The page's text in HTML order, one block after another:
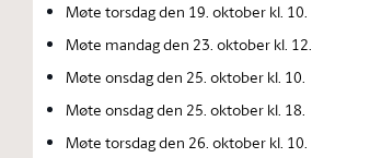
Møte torsdag den 19. oktober kl. 10.
Møte mandag den 23. oktober kl. 12.
Møte onsdag den 25. oktober kl. 10.
Møte onsdag den 25. oktober kl. 18.
Møte torsdag den 26. oktober kl. 10.